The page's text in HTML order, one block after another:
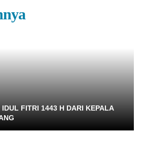
FITRI 1443 H DARI KEPALA